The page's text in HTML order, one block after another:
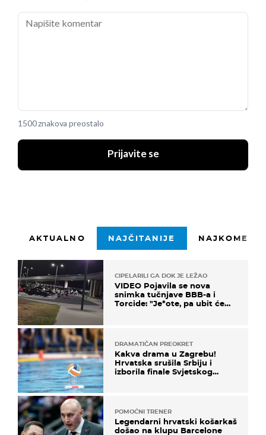
1500 znakova preostalo
Prijavite se
AKTUALNO NAJČITANIJE
CIPELARILI GA DOK JE LEŽAO
VIDEO Pojavila se nova
snimka tučnjave BBB-a i
Torcide: "Je*ote, pa ubit će
DRAMATIČAN PREOKRET
Kakva drama u Zagrebu!
Hrvatska srušila Srbiju i
izborila finale Svjetskog
POMOĆNI TRENER
Legendarni hrvatski košarkaš
došao na klupu Barcelone